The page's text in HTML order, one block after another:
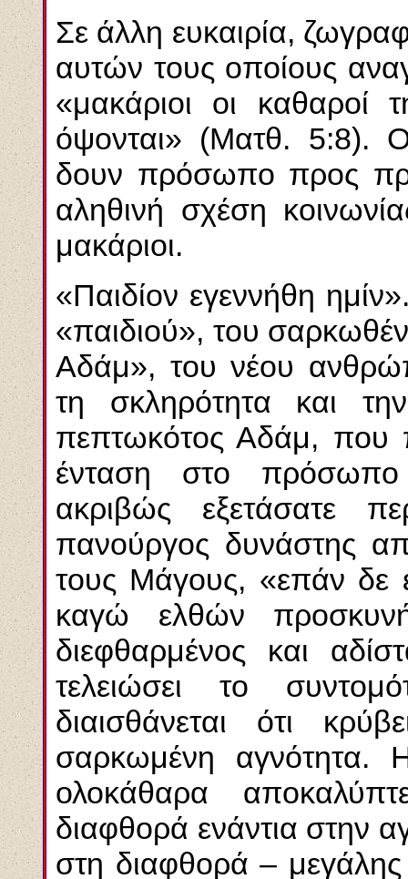
Σε άλλη ευκαιρία,
αυτών τους οποίους
«μακάριοι οι καθαροί
όψονται» (Ματθ. 5:8).
δουν πρόσωπο προς
αληθινή σχέση
μακάριοι.
«Παιδίον εγεννήθη
«παιδιού», του
Αδάμ», του νέου
τη σκληρότητα και
πεπτωκότος Αδάμ, που
ένταση στο
ακριβώς εξετάσατε
πανούργος δυνάστης
τους Μάγους, «επάν δε
καγώ ελθών
διεφθαρμένος και
τελειώσει το
διαισθάνεται ότι
σαρκωμένη αγνότητα.
ολοκάθαρα
διαφθορά ενάντια στην
στη διαφθορά –